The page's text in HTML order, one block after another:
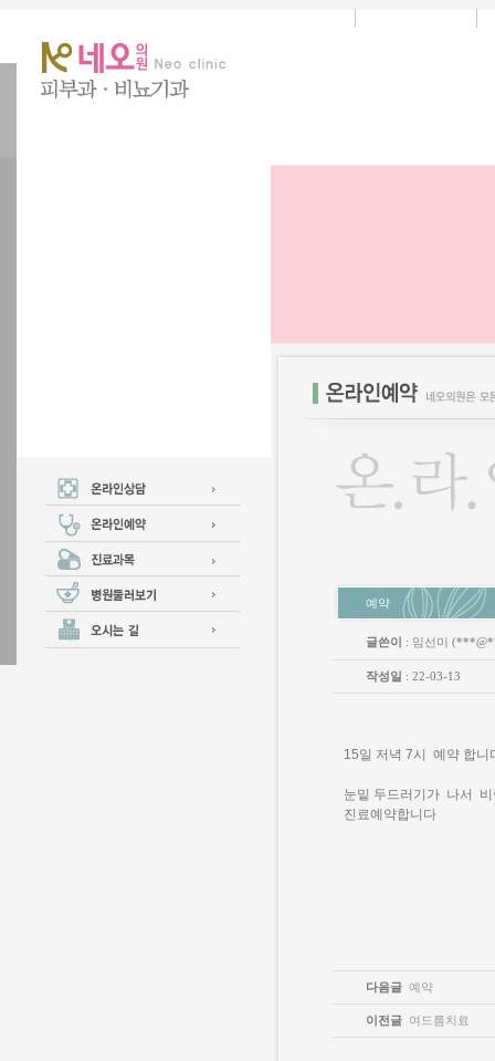
예약
글쓴이 : 임선미
작성일 : 22-03-13
15일 저녁 7시 예약 합니
눈밑 두드러기가 나서
진료예약합니다
다음글 예약
이전글 여드름치료